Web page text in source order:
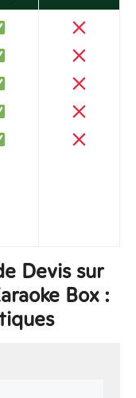
Devis sur
Box :